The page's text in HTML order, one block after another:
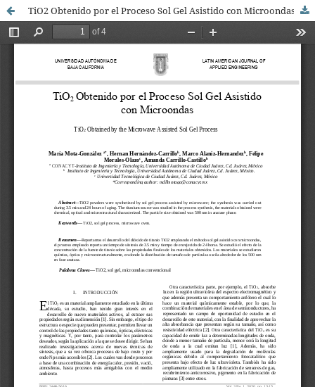
TiO2 Obtenido por el Proceso Sol Gel Asistido con Microondas